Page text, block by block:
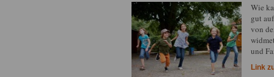
Wie
gut
von
und
Link